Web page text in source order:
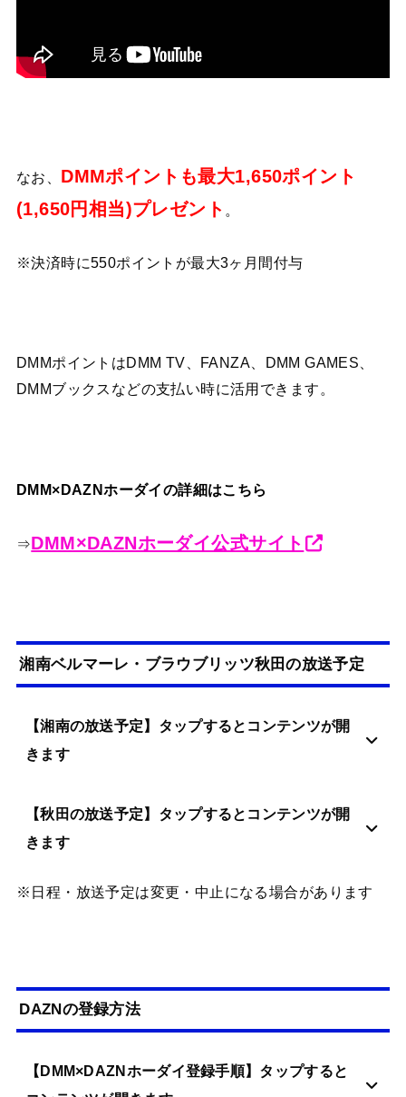
なお、 DMMポイントも最大1,650ポイント
(1,650円相当)プレゼント 。
※決済時に550ポイントが最大3ヶ月間付与
DMMポイントはDMM TV、FANZA、DMM GAMES、
DMMブックスなどの支払い時に活用できます。
DMM×DAZNホーダイの詳細はこちら
⇒DMM×DAZNホーダイ公式サイト
湘南ベルマーレ・ブラウブリッツ秋田の放送予定
【湘南の放送予定】タップするとコンテンツが開
きます
【秋田の放送予定】タップするとコンテンツが開
きます
※日程・放送予定は変更・中止になる場合があります
DAZNの登録方法
【DMM×DAZNホーダイ登録手順】タップすると